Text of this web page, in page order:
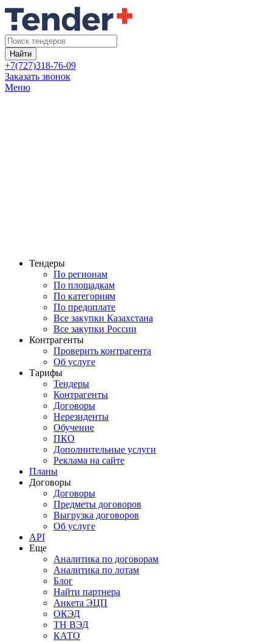
Найти
+7(727)318-76-09
Заказать звонок
Меню
Тендеры
По регионам
По площадкам
По категориям
По предоплате
Все закупки Казахстана
Все закупки России
Контрагенты
Проверить контрагента
Об услуге
Тарифы
Тендеры
Контрагенты
Договоры
Нерезиденты
Обучение
ПКО
Дополнительные услуги
Реклама на сайте
Планы
Договоры
Договоры
Предметы договоров
Выгрузка договоров
Об услуге
API
Еще
Аналитика по договорам
Аналитика по лотам
Блог
Найти партнера
Анкета ЭЦП
ОКЭД
ТН ВЭД
КАТО